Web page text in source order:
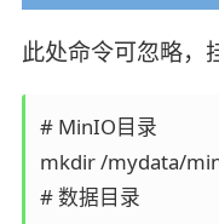
此处命令可忽略，
# MinIO目录
mkdir /mydata/
# 数据目录